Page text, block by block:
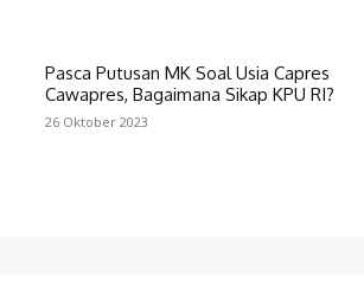
Pasca Putusan MK Soal Usia Capres
Cawapres, Bagaimana Sikap KPU RI?
26 Oktober 2023